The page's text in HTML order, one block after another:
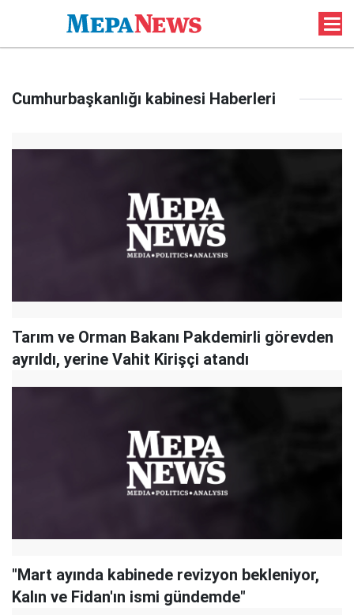
Cumhurbaşkanlığı kabinesi Haberleri
Tarım ve Orman Bakanı Pakdemirli görevden
ayrıldı, yerine Vahit Kirişçi atandı
"Mart ayında kabinede revizyon bekleniyor,
Kalın ve Fidan'ın ismi gündemde"